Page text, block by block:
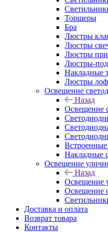
Торшеры
Бра
Люстры
Люстры
Люстры
Люстры-
Накладные
Люстры
Освещение
Назад
Освещение
Встроенные
Накладные
Освещение
Назад
Освещение
Освещение
Доставка и оплата
Возврат товара
Контакты